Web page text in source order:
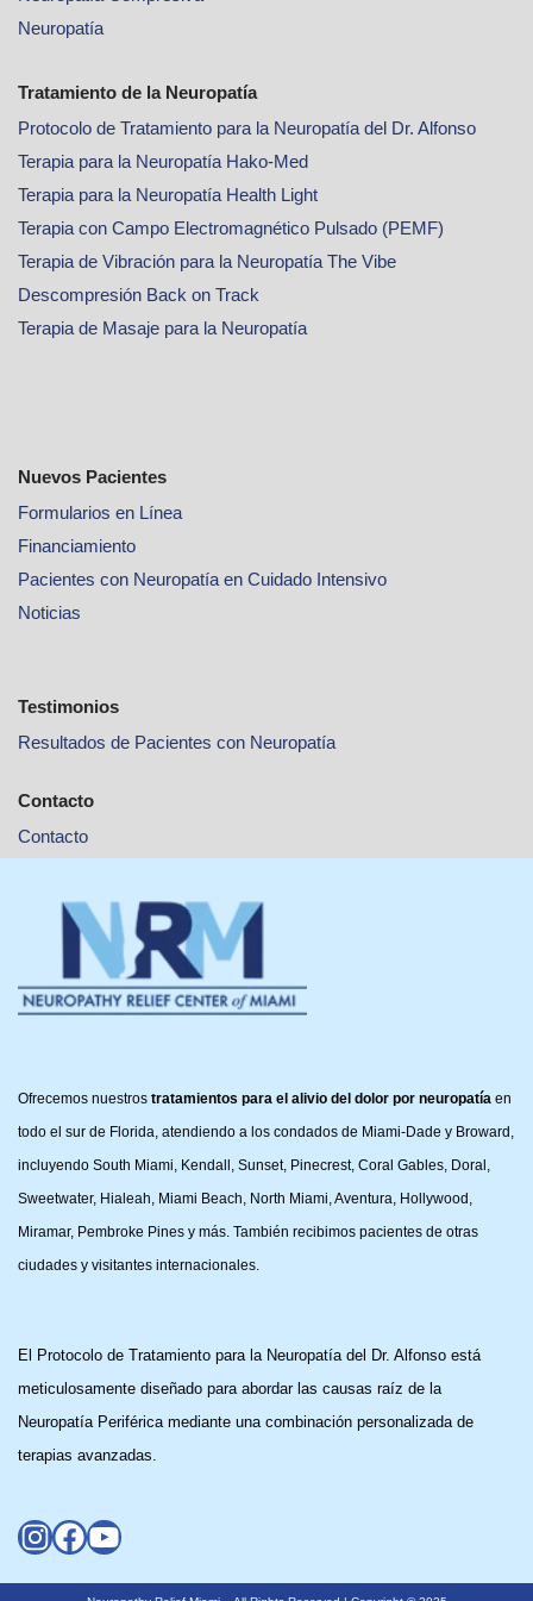
Neuropatía
Tratamiento de la Neuropatía
Protocolo de Tratamiento para la Neuropatía del Dr. Alfonso
Terapia para la Neuropatía Hako-Med
Terapia para la Neuropatía Health Light
Terapia con Campo Electromagnético Pulsado (PEMF)
Terapia de Vibración para la Neuropatía The Vibe
Descompresión Back on Track
Terapia de Masaje para la Neuropatía
Nuevos Pacientes
Formularios en Línea
Financiamiento
Pacientes con Neuropatía en Cuidado Intensivo
Noticias
Testimonios
Resultados de Pacientes con Neuropatía
Contacto
Contacto
Ofrecemos nuestros tratamientos para el alivio del dolor por neuropatía en
todo el sur de Florida, atendiendo a los condados de Miami-Dade y Broward,
incluyendo South Miami, Kendall, Sunset, Pinecrest, Coral Gables, Doral,
Sweetwater, Hialeah, Miami Beach, North Miami, Aventura, Hollywood,
Miramar, Pembroke Pines y más. También recibimos pacientes de otras
ciudades y visitantes internacionales.
El Protocolo de Tratamiento para la Neuropatía del Dr. Alfonso está
meticulosamente diseñado para abordar las causas raíz de la
Neuropatía Periférica mediante una combinación personalizada de
terapias avanzadas.